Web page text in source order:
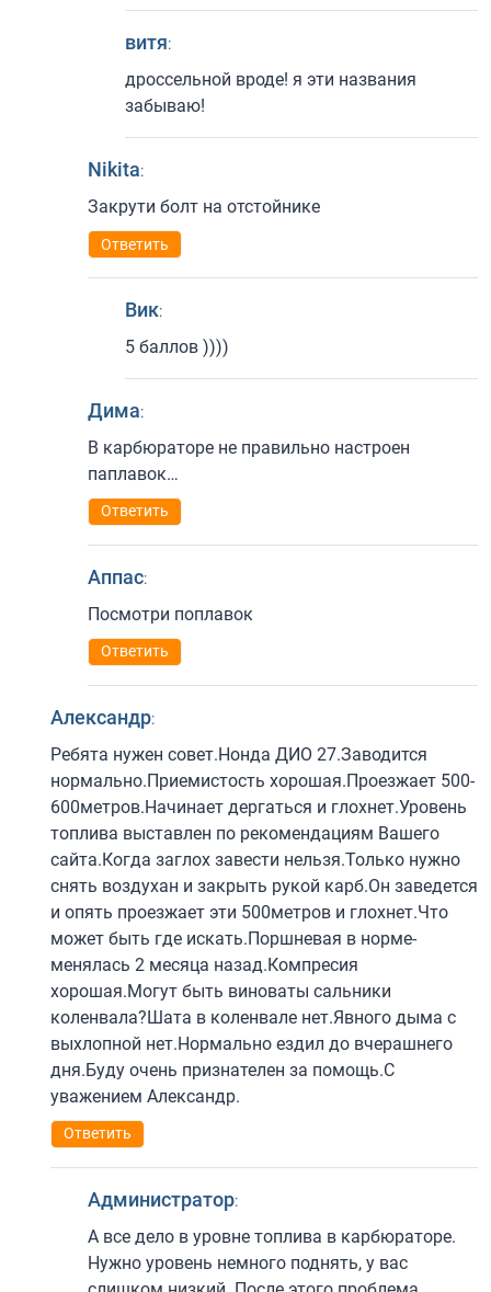
витя:
дроссельной вроде! я эти названия
забываю!
Nikita:
Закрути болт на отстойнике
Ответить
Вик:
5 баллов ))))
Дима:
В карбюраторе не правильно настроен
паплавок…
Ответить
Аппас:
Посмотри поплавок
Ответить
Александр:
Ребята нужен совет.Нонда ДИО 27.Заводится
нормально.Приемистость хорошая.Проезжает 500-
600метров.Начинает дергаться и глохнет.Уровень
топлива выставлен по рекомендациям Вашего
сайта.Когда заглох завести нельзя.Только нужно
снять воздухан и закрыть рукой карб.Он заведется
и опять проезжает эти 500метров и глохнет.Что
может быть где искать.Поршневая в норме-
менялась 2 месяца назад.Компресия
хорошая.Могут быть виноваты сальники
коленвала?Шата в коленвале нет.Явного дыма с
выхлопной нет.Нормально ездил до вчерашнего
дня.Буду очень признателен за помощь.С
уважением Александр.
Ответить
Администратор:
А все дело в уровне топлива в карбюраторе.
Нужно уровень немного поднять, у вас